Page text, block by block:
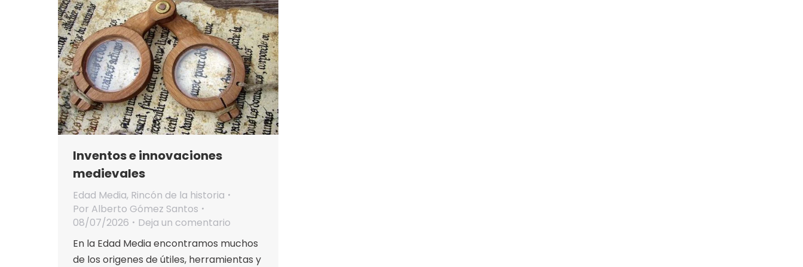
Inventos e innovaciones
medievales
Edad Media, Rincón de la historia
Por Alberto Gómez Santos
08/07/2026
Deja un comentario
En la Edad Media encontramos muchos
de los origenes de útiles, herramientas y